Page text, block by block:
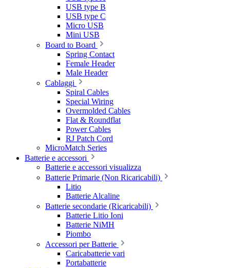
USB type B
USB type C
Micro USB
Mini USB
Board to Board
Spring Contact
Female Header
Male Header
Cablaggi
Spiral Cables
Special Wiring
Overmolded Cables
Flat & Roundflat
Power Cables
RJ Patch Cord
MicroMatch Series
Batterie e accessori
Batterie e accessori visualizza
Batterie Primarie (Non Ricaricabili)
Litio
Batterie Alcaline
Batterie secondarie (Ricaricabili)
Batterie Litio Ioni
Batterie NiMH
Piombo
Accessori per Batterie
Caricabatterie vari
Portabatterie